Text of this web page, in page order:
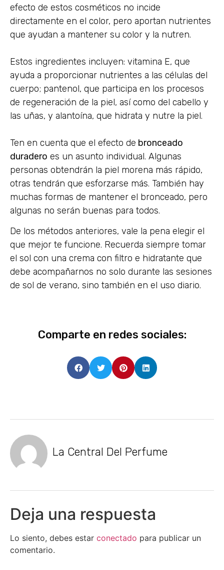
efecto de estos cosméticos no incide
directamente en el color, pero aportan nutrientes
que ayudan a mantener su color y la nutren.
Estos ingredientes incluyen: vitamina E, que
ayuda a proporcionar nutrientes a las células del
cuerpo; pantenol, que participa en los procesos
de regeneración de la piel, así como del cabello y
las uñas, y alantoína, que hidrata y nutre la piel.
Ten en cuenta que el efecto de bronceado
duradero es un asunto individual. Algunas
personas obtendrán la piel morena más rápido,
otras tendrán que esforzarse más. También hay
muchas formas de mantener el bronceado, pero
algunas no serán buenas para todos.
De los métodos anteriores, vale la pena elegir el
que mejor te funcione. Recuerda siempre tomar
el sol con una crema con filtro e hidratante que
debe acompañarnos no solo durante las sesiones
de sol de verano, sino también en el uso diario.
Comparte en redes sociales:
La Central Del Perfume
Deja una respuesta
Lo siento, debes estar conectado para publicar un
comentario.